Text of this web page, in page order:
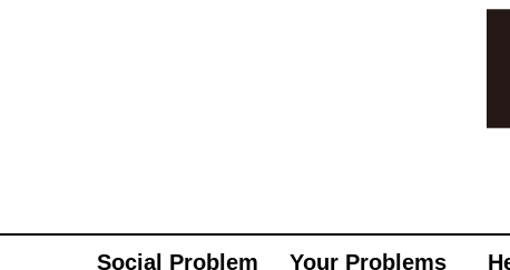
Social Problem Your Problems